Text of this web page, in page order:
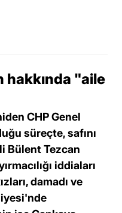
hakkında "aile
CHP Genel
süreçte, safını
Bülent Tezcan
iddiaları
damadı ve